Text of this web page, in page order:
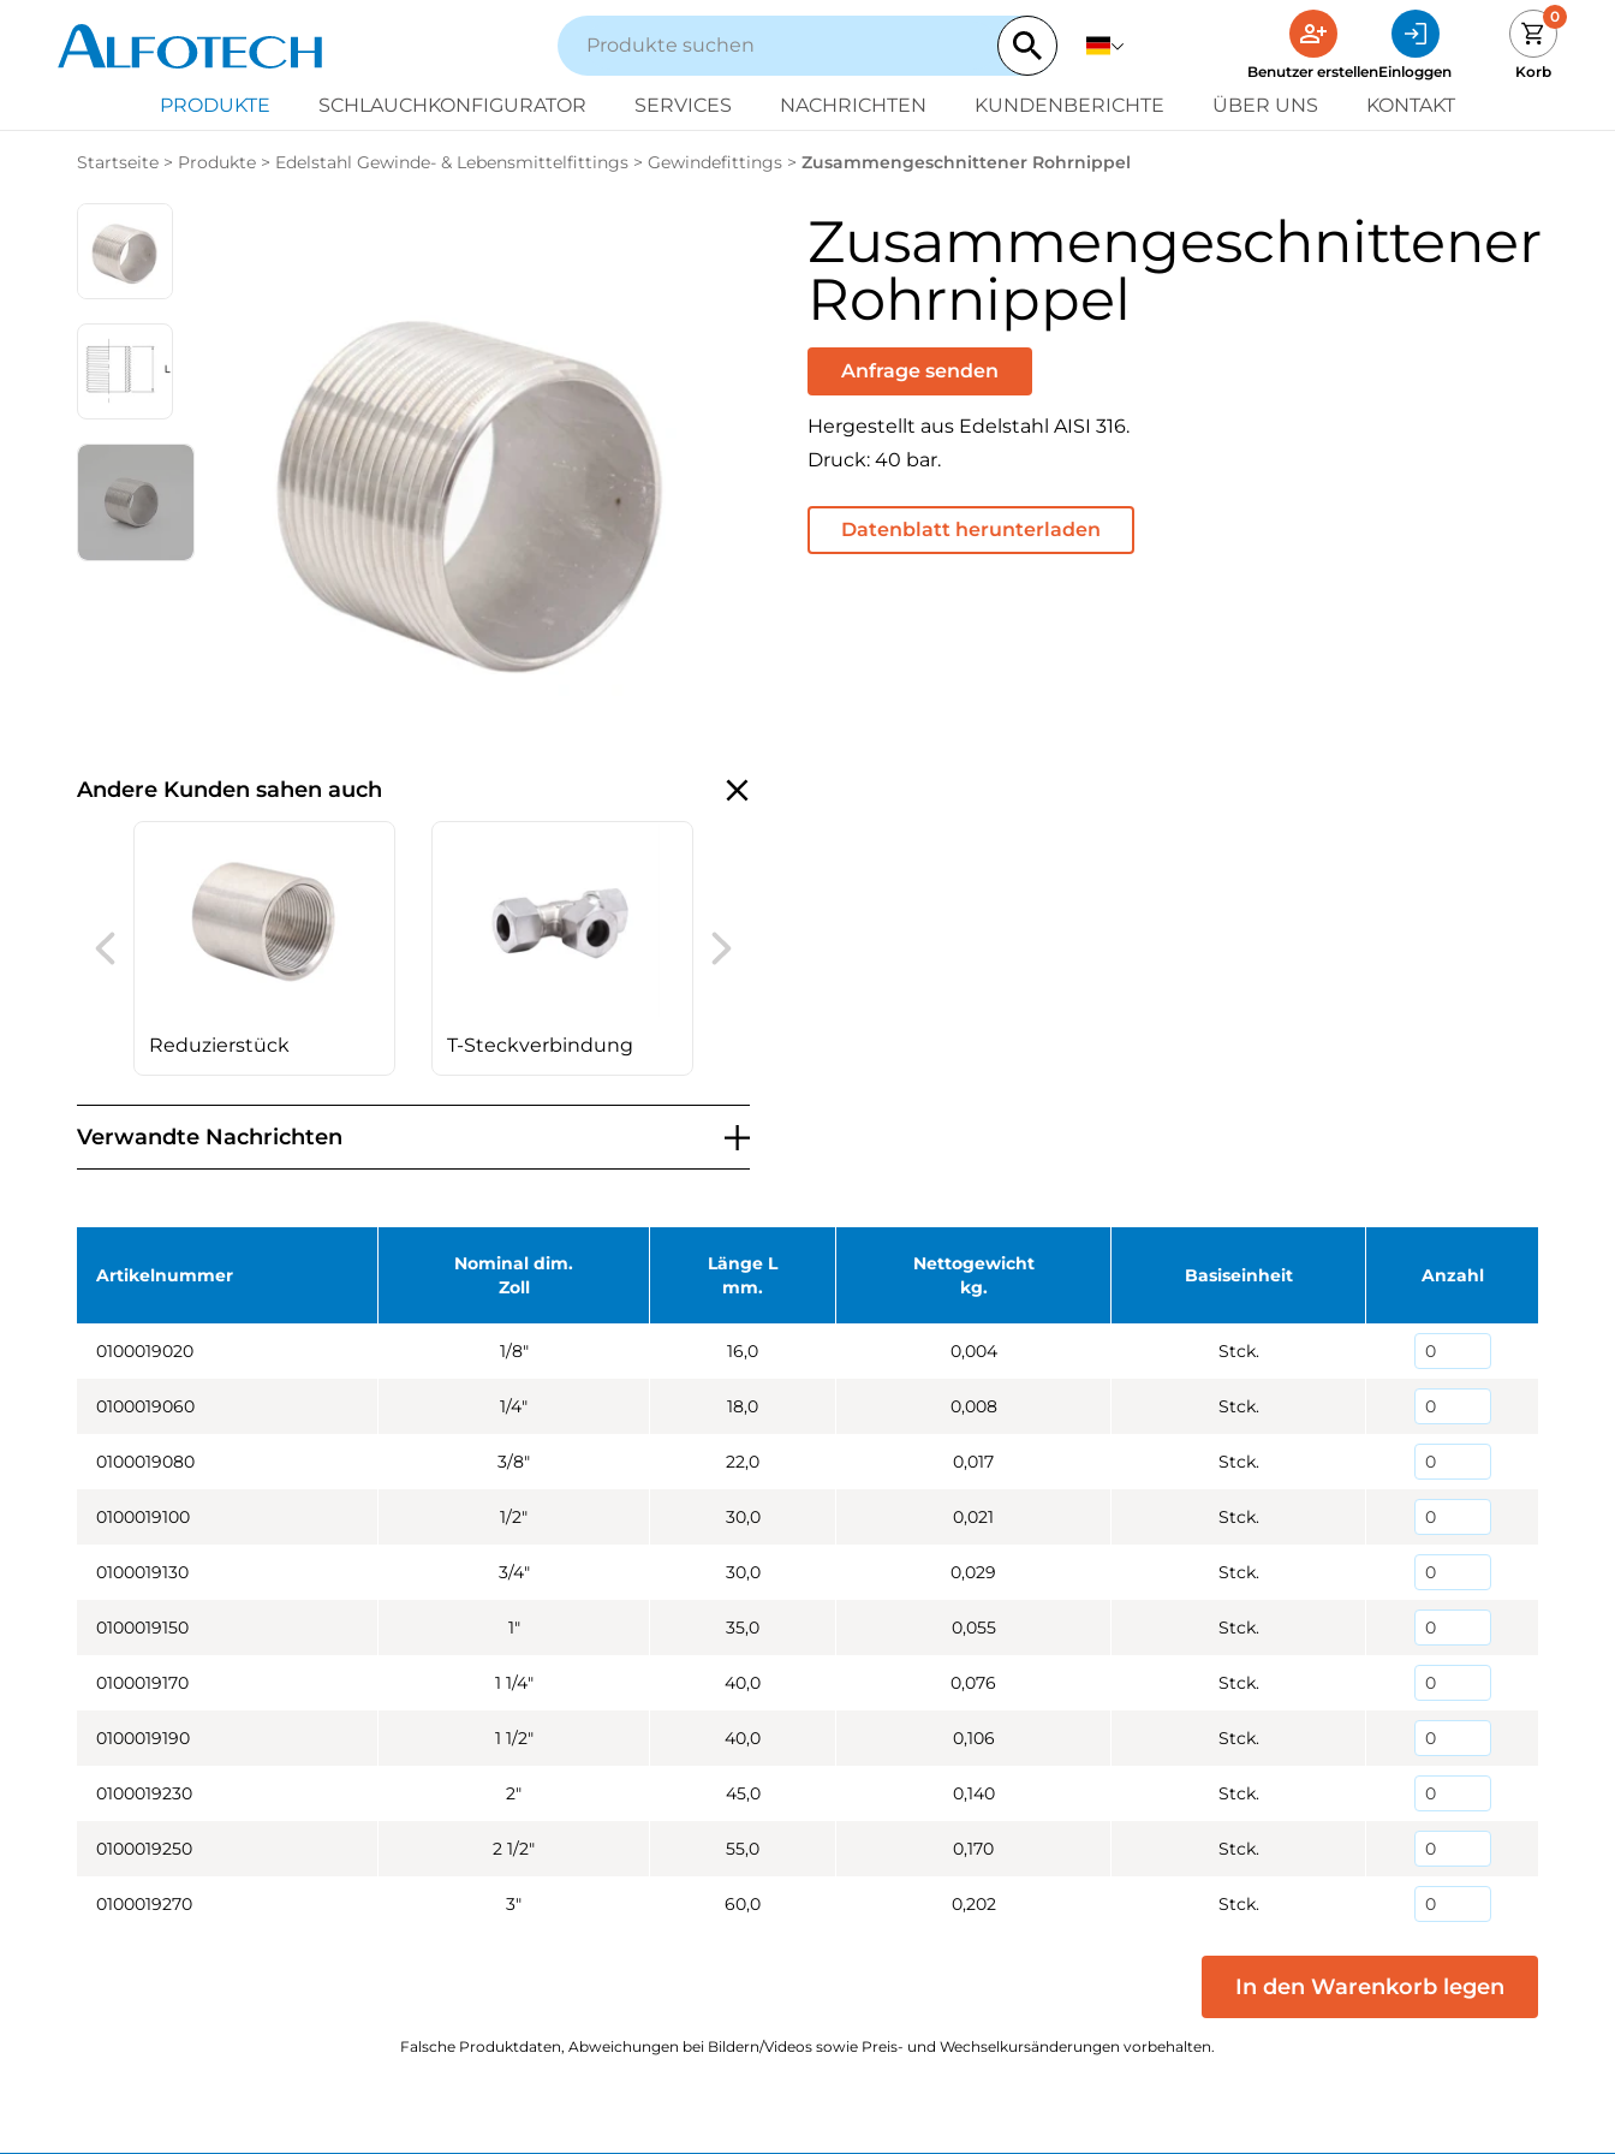
Benutzer erstellenEinloggen
0
Korb
PRODUKTE SCHLAUCHKONFIGURATOR SERVICES NACHRICHTEN KUNDENBERICHTE ÜBER UNS KONTAKT
Startseite > Produkte > Edelstahl Gewinde- & Lebensmittelfittings > Gewindefittings > Zusammengeschnittener Rohrnippel
Andere Kunden sahen auch
Reduzierstück T-Steckverbindung
Verwandte Nachrichten
Zusammengeschnittener
Rohrnippel
Anfrage senden
Hergestellt aus Edelstahl AISI 316.
Druck: 40 bar.
Datenblatt herunterladen
Artikelnummer
Nominal dim.
Zoll
Länge L
mm.
Nettogewicht
kg.
Basiseinheit Anzahl
0100019020 1/8" 16,0 0,004 Stck.
0100019060 1/4" 18,0 0,008 Stck.
0100019080 3/8" 22,0 0,017 Stck.
0100019100 1/2" 30,0 0,021 Stck.
0100019130 3/4" 30,0 0,029 Stck.
0100019150 1" 35,0 0,055 Stck.
0100019170 1 1/4" 40,0 0,076 Stck.
0100019190 1 1/2" 40,0 0,106 Stck.
0100019230 2" 45,0 0,140 Stck.
0100019250 2 1/2" 55,0 0,170 Stck.
0100019270 3" 60,0 0,202 Stck.
In den Warenkorb legen
Falsche Produktdaten, Abweichungen bei Bildern/Videos sowie Preis- und Wechselkursänderungen vorbehalten.